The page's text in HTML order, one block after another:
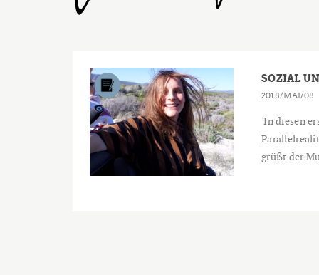
SOZIAL
2018 MAI 08
In diesen
grüßt der